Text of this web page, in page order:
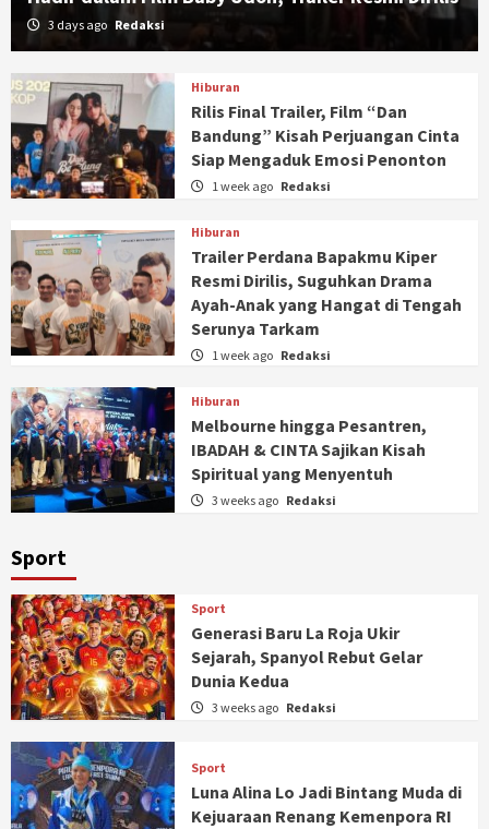
3 days ago Redaksi
Hiburan
Rilis Final Trailer, Film “Dan
Bandung” Kisah Perjuangan Cinta
Siap Mengaduk Emosi Penonton
1 week ago Redaksi
Hiburan
Trailer Perdana Bapakmu Kiper
Resmi Dirilis, Suguhkan Drama
Ayah-Anak yang Hangat di Tengah
Serunya Tarkam
1 week ago Redaksi
Hiburan
Melbourne hingga Pesantren,
IBADAH & CINTA Sajikan Kisah
Spiritual yang Menyentuh
3 weeks ago Redaksi
Sport
Sport
Generasi Baru La Roja Ukir
Sejarah, Spanyol Rebut Gelar
Dunia Kedua
3 weeks ago Redaksi
Sport
Luna Alina Lo Jadi Bintang Muda di
Kejuaraan Renang Kemenpora RI